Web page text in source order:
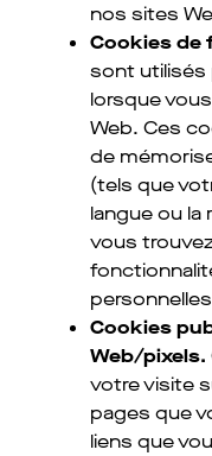
nos sites
Cookies de
sont utilisés
lorsque
Web. Ces
de
(tels que
langue ou la
vous
Cookies
Web/pixels.
votre visite
pages que
liens que